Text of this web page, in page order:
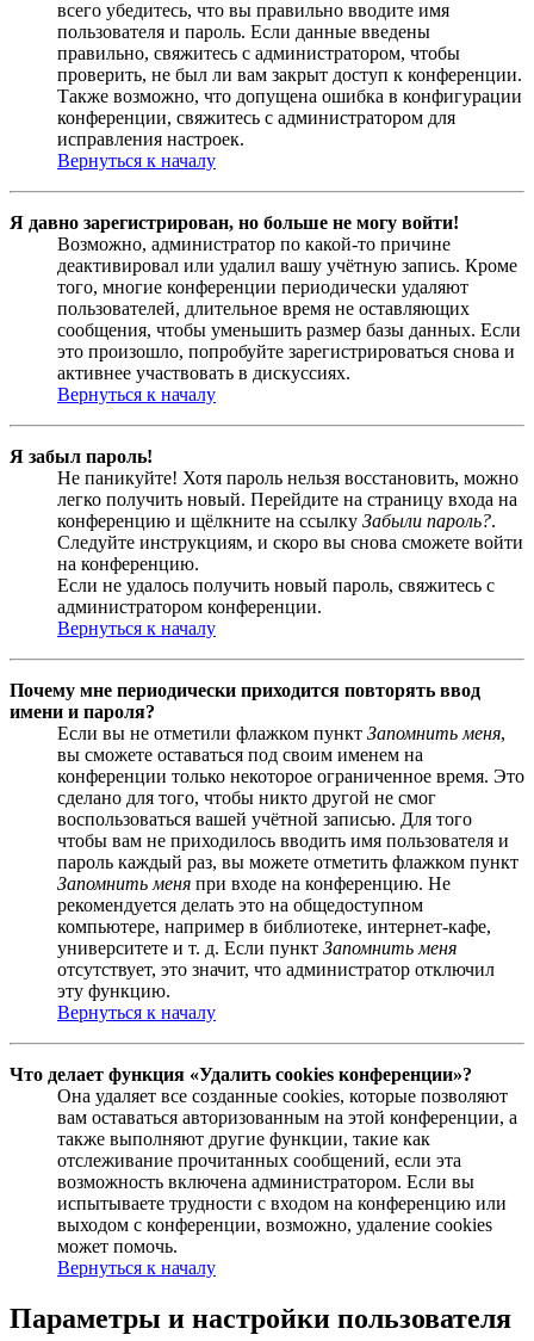
всего убедитесь, что вы правильно вводите имя
пользователя и пароль. Если данные введены
правильно, свяжитесь с администратором, чтобы
проверить, не был ли вам закрыт доступ к конференции.
Также возможно, что допущена ошибка в конфигурации
конференции, свяжитесь с администратором для
исправления настроек.
Вернуться к началу
Я давно зарегистрирован, но больше не могу войти!
Возможно, администратор по какой-то причине
деактивировал или удалил вашу учётную запись. Кроме
того, многие конференции периодически удаляют
пользователей, длительное время не оставляющих
сообщения, чтобы уменьшить размер базы данных. Если
это произошло, попробуйте зарегистрироваться снова и
активнее участвовать в дискуссиях.
Вернуться к началу
Я забыл пароль!
Не паникуйте! Хотя пароль нельзя восстановить, можно
легко получить новый. Перейдите на страницу входа на
конференцию и щёлкните на ссылку Забыли пароль?.
Следуйте инструкциям, и скоро вы снова сможете войти
на конференцию.
Если не удалось получить новый пароль, свяжитесь с
администратором конференции.
Вернуться к началу
Почему мне периодически приходится повторять ввод
имени и пароля?
Если вы не отметили флажком пункт Запомнить меня,
вы сможете оставаться под своим именем на
конференции только некоторое ограниченное время. Это
сделано для того, чтобы никто другой не смог
воспользоваться вашей учётной записью. Для того
чтобы вам не приходилось вводить имя пользователя и
пароль каждый раз, вы можете отметить флажком пункт
Запомнить меня при входе на конференцию. Не
рекомендуется делать это на общедоступном
компьютере, например в библиотеке, интернет-кафе,
университете и т. д. Если пункт Запомнить меня
отсутствует, это значит, что администратор отключил
эту функцию.
Вернуться к началу
Что делает функция «Удалить cookies конференции»?
Она удаляет все созданные cookies, которые позволяют
вам оставаться авторизованным на этой конференции, а
также выполняют другие функции, такие как
отслеживание прочитанных сообщений, если эта
возможность включена администратором. Если вы
испытываете трудности с входом на конференцию или
выходом с конференции, возможно, удаление cookies
может помочь.
Вернуться к началу
Параметры и настройки пользователя